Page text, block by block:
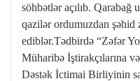
söhbətlər açılıb. Qarabağ
qazilər ordumuzdan şəhid
ediblər.Tədbirdə “Zəfər
Müharibə İştirakçılarına
Dəstək İctimai Birliyinin